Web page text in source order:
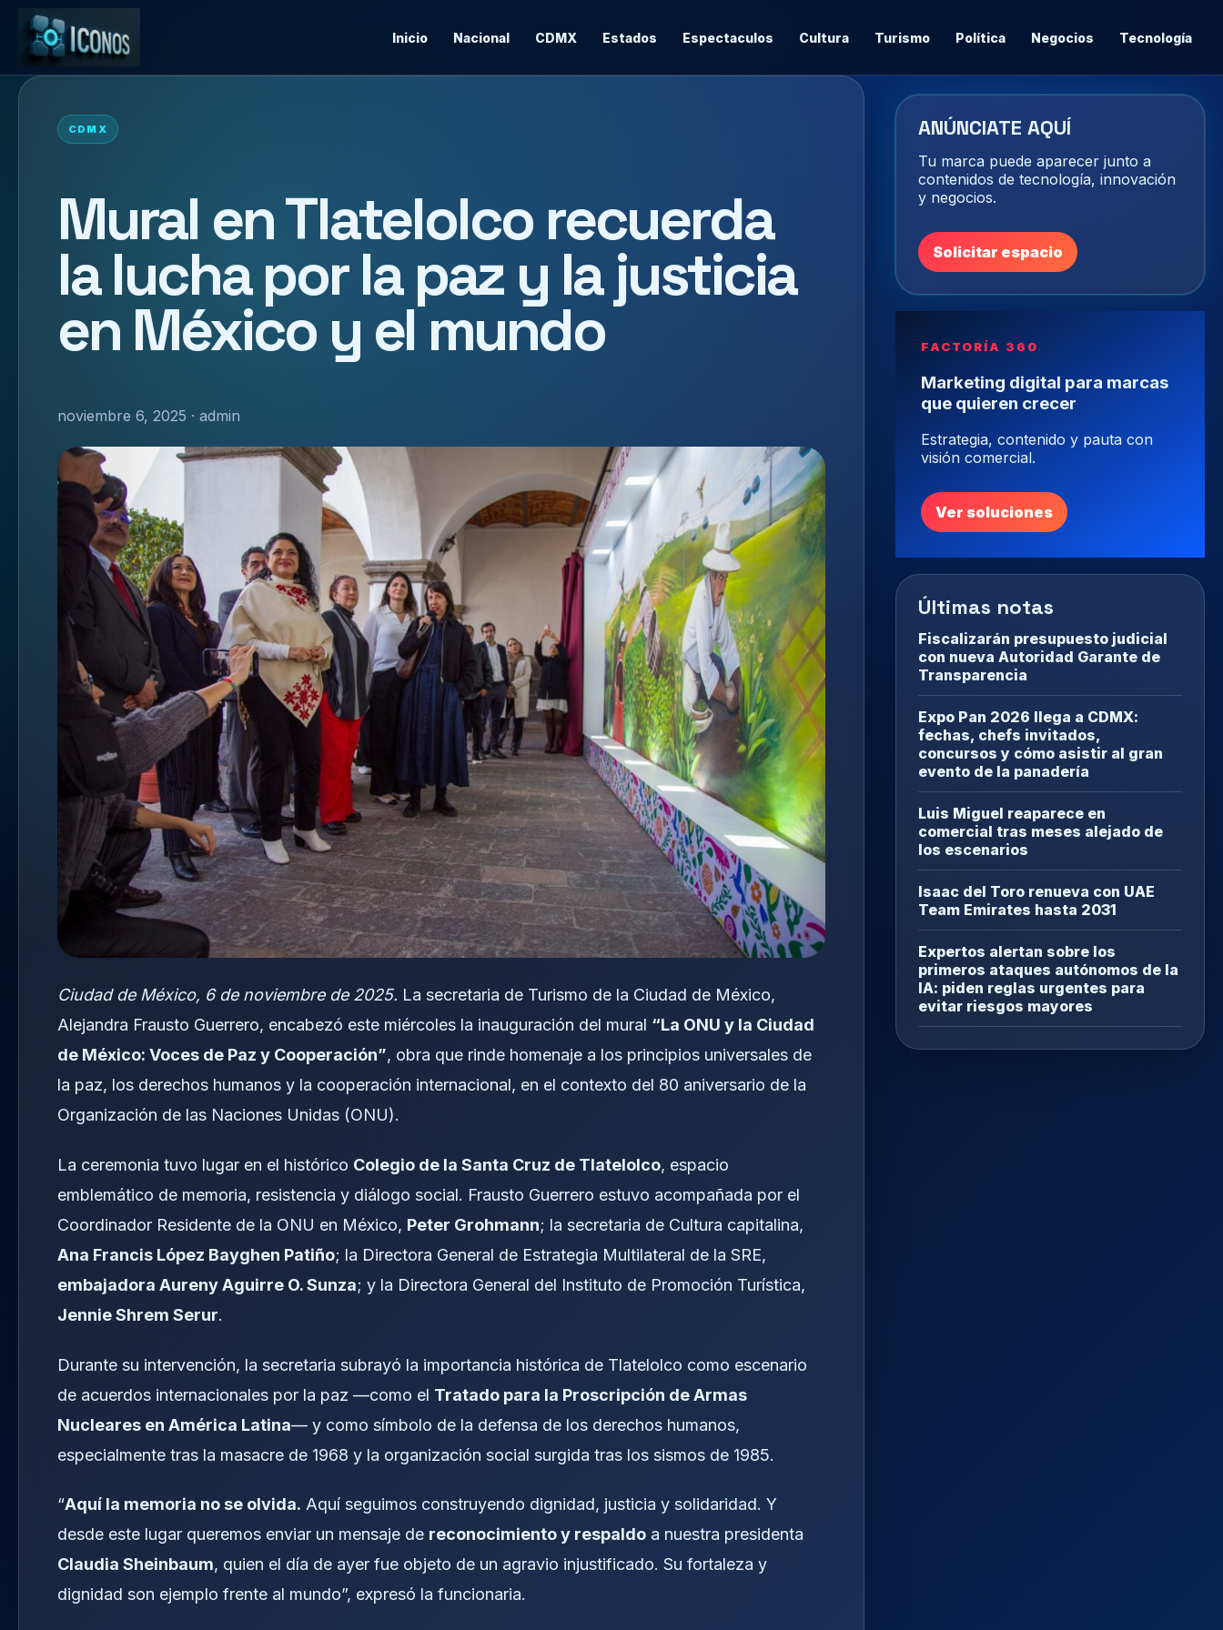
Inicio Nacional CDMX Estados Espectaculos Cultura Turismo Política Negocios Tecnología
CDMX
Mural en Tlatelolco recuerda
la lucha por la paz y la justicia
en México y el mundo
noviembre 6, 2025 · admin
Ciudad de México, 6 de noviembre de 2025. La secretaria de Turismo de la Ciudad de México,
Alejandra Frausto Guerrero, encabezó este miércoles la inauguración del mural “La ONU y la Ciudad
de México: Voces de Paz y Cooperación”, obra que rinde homenaje a los principios universales de
la paz, los derechos humanos y la cooperación internacional, en el contexto del 80 aniversario de la
Organización de las Naciones Unidas (ONU).
La ceremonia tuvo lugar en el histórico Colegio de la Santa Cruz de Tlatelolco, espacio
emblemático de memoria, resistencia y diálogo social. Frausto Guerrero estuvo acompañada por el
Coordinador Residente de la ONU en México, Peter Grohmann; la secretaria de Cultura capitalina,
Ana Francis López Bayghen Patiño; la Directora General de Estrategia Multilateral de la SRE,
embajadora Aureny Aguirre O. Sunza; y la Directora General del Instituto de Promoción Turística,
Jennie Shrem Serur.
Durante su intervención, la secretaria subrayó la importancia histórica de Tlatelolco como escenario
de acuerdos internacionales por la paz —como el Tratado para la Proscripción de Armas
Nucleares en América Latina— y como símbolo de la defensa de los derechos humanos,
especialmente tras la masacre de 1968 y la organización social surgida tras los sismos de 1985.
“Aquí la memoria no se olvida. Aquí seguimos construyendo dignidad, justicia y solidaridad. Y
desde este lugar queremos enviar un mensaje de reconocimiento y respaldo a nuestra presidenta
Claudia Sheinbaum, quien el día de ayer fue objeto de un agravio injustificado. Su fortaleza y
dignidad son ejemplo frente al mundo”, expresó la funcionaria.
ANÚNCIATE AQUÍ
Tu marca puede aparecer junto a
contenidos de tecnología, innovación
y negocios.
Solicitar espacio
FACTORÍA 360
Marketing digital para marcas
que quieren crecer
Estrategia, contenido y pauta con
visión comercial.
Ver soluciones
Últimas notas
Fiscalizarán presupuesto judicial
con nueva Autoridad Garante de
Transparencia
Expo Pan 2026 llega a CDMX:
fechas, chefs invitados,
concursos y cómo asistir al gran
evento de la panadería
Luis Miguel reaparece en
comercial tras meses alejado de
los escenarios
Isaac del Toro renueva con UAE
Team Emirates hasta 2031
Expertos alertan sobre los
primeros ataques autónomos de la
IA: piden reglas urgentes para
evitar riesgos mayores